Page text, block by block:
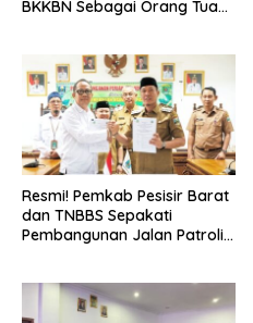
BKKBN Sebagai Orang Tua
Resmi! Pemkab Pesisir Barat
dan TNBBS Sepakati
Pembangunan Jalan Patroli